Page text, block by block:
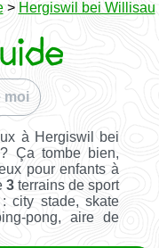
> Hergiswil bei Willisau
moi
à Hergiswil bei
Ça tombe bien,
pour enfants à
3 terrains de sport
city stade, skate
pong, aire de